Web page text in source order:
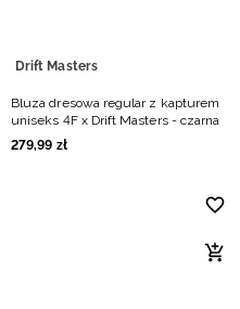
Drift Masters
Bluza dresowa regular z kapturem
uniseks 4F x Drift Masters - czarna
279,99 zł